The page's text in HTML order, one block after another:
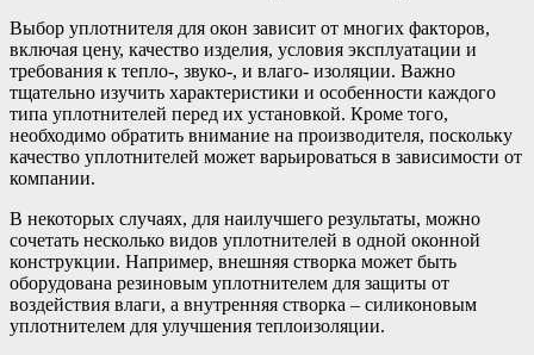
Выбор уплотнителя для окон зависит от многих факторов,
включая цену, качество изделия, условия эксплуатации и
требования к тепло-, звуко-, и влаго- изоляции. Важно
тщательно изучить характеристики и особенности каждого
типа уплотнителей перед их установкой. Кроме того,
необходимо обратить внимание на производителя, поскольку
качество уплотнителей может варьироваться в зависимости от
компании.
В некоторых случаях, для наилучшего результаты, можно
сочетать несколько видов уплотнителей в одной оконной
конструкции. Например, внешняя створка может быть
оборудована резиновым уплотнителем для защиты от
воздействия влаги, а внутренняя створка – силиконовым
уплотнителем для улучшения теплоизоляции.